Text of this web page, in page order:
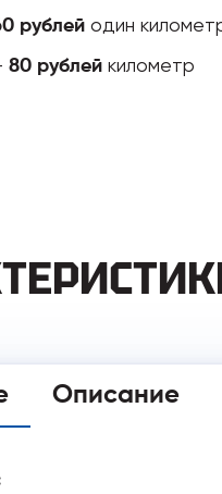
рублей один
80 рублейкилометр
Описание